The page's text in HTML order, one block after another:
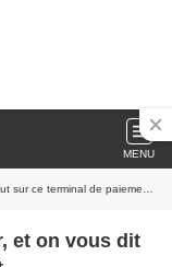
MENU
ce terminal de paiement...
et on vous dit